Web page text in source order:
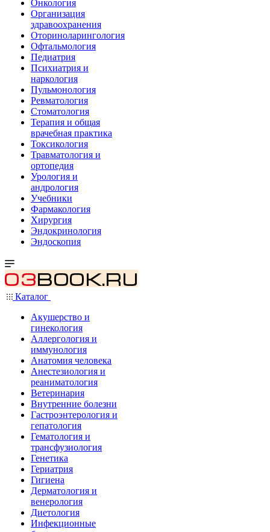
Онкология
Организация
здравоохранения
Оториноларингология
Офтальмология
Педиатрия
Психиатрия и
наркология
Пульмонология
Ревматология
Стоматология
Терапия и общая
врачебная практика
Токсикология
Травматология и
ортопедия
Урология и
андрология
Учебники
Фармакология
Хирургия
Эндокринология
Эндоскопия
Каталог
Акушерство и
гинекология
Аллергология и
иммунология
Анатомия человека
Анестезиология и
реаниматология
Ветеринария
Внутренние болезни
Гастроэнтерология и
гепатология
Гематология и
трансфузиология
Генетика
Гериатрия
Гигиена
Дерматология и
венерология
Диетология
Инфекционные